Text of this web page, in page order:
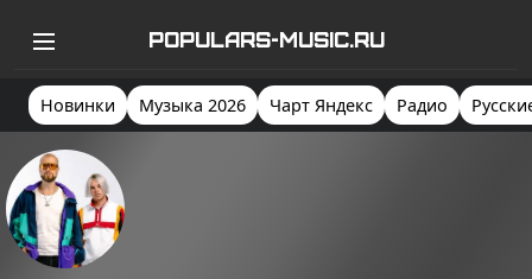
POPULARS-MUSIC.RU
Новинки Музыка 2026 Чарт Яндекс Радио